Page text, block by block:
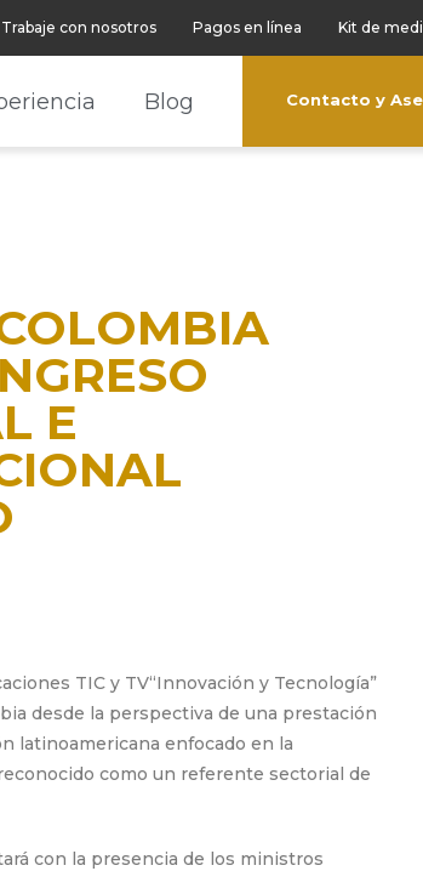
Trabaje con nosotros Pagos en línea Kit de
Blog Contacto y
E
TIC y TV“Innovación y Tecnología”
desde la perspectiva de una prestación
latinoamericana enfocado en la
como un referente sectorial de
con la presencia de los ministros